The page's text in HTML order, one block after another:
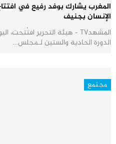
الإنسان بجنيف
الدورة الحادية والستين لـمجلس…
مجتمع